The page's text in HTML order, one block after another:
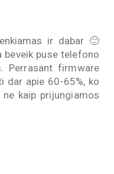
ir dabar 🙂
beveik puse telefono
Perrasant firmware
dar apie 60-65%, ko
kaip prijungiamos